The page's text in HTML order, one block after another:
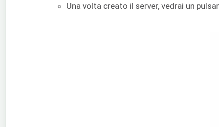
Una volta creato il server, vedrai un